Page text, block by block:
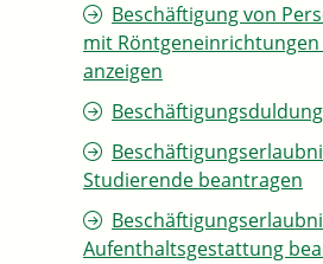
Beschäftigung von
mit
anzeigen
Studierende beantragen
Aufenthaltsgestattung